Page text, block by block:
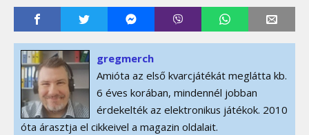
gregmerch
Amióta az első kvarcjátékát meglátta kb.
6 éves korában, mindennél jobban
érdekelték az elektronikus játékok. 2010
óta árasztja el cikkeivel a magazin oldalait.